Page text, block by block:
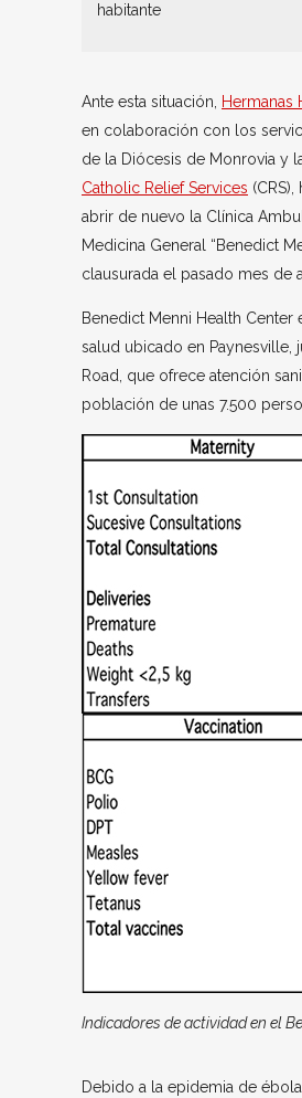
habitante
Ante esta situación, Hermanas
en colaboración con los
de la Diócesis de Monrovia y
Catholic Relief Services
abrir de nuevo la Clínica
Medicina General “Benedict
clausurada el pasado mes de
Benedict Menni Health Center
salud ubicado en Paynesville,
Road, que ofrece atención
población de unas 7.500
Indicadores de actividad en el
Debido a la epidemia de